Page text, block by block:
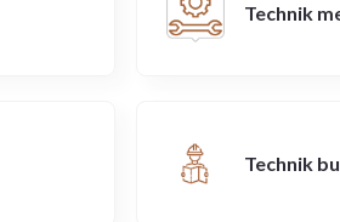
Technik
Technik